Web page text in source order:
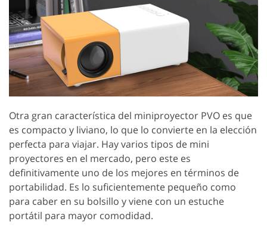
Otra gran característica del miniproyector PVO es que
es compacto y liviano, lo que lo convierte en la elección
perfecta para viajar. Hay varios tipos de mini
proyectores en el mercado, pero este es
definitivamente uno de los mejores en términos de
portabilidad. Es lo suficientemente pequeño como
para caber en su bolsillo y viene con un estuche
portátil para mayor comodidad.